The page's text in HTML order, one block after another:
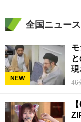
全国ニュー
NEW
46